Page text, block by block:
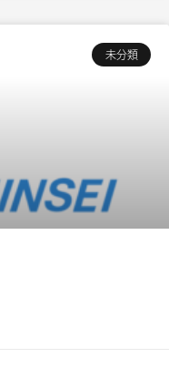
未分類